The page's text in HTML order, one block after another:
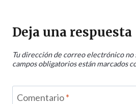
Deja una respuesta
Tu dirección de correo electrónico no
campos obligatorios están marcados
Comentario*